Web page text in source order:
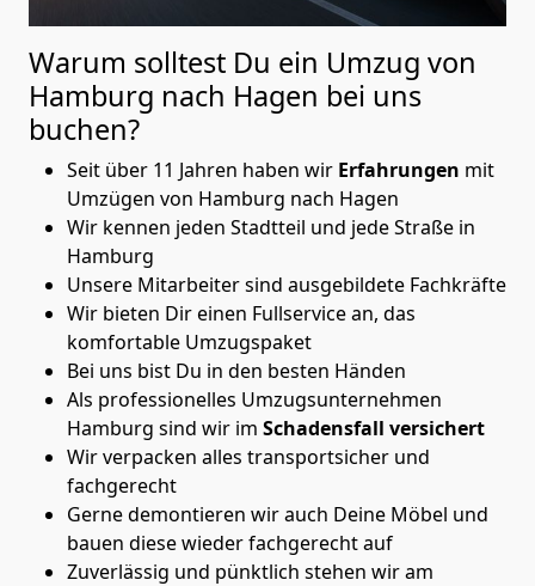
Warum solltest Du ein Umzug von
Hamburg nach Hagen bei uns
buchen?
Seit über 11 Jahren haben wir Erfahrungen mit
Umzügen von Hamburg nach Hagen
Wir kennen jeden Stadtteil und jede Straße in
Hamburg
Unsere Mitarbeiter sind ausgebildete Fachkräfte
Wir bieten Dir einen Fullservice an, das
komfortable Umzugspaket
Bei uns bist Du in den besten Händen
Als professionelles Umzugsunternehmen
Hamburg sind wir im Schadensfall versichert
Wir verpacken alles transportsicher und
fachgerecht
Gerne demontieren wir auch Deine Möbel und
bauen diese wieder fachgerecht auf
Zuverlässig und pünktlich stehen wir am